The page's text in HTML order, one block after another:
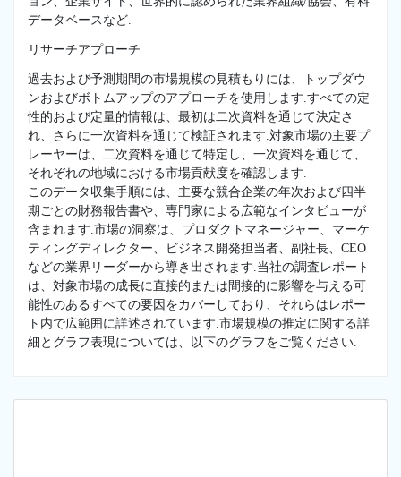
データベースなど.
リサーチアプローチ
過去および予測期間の市場規模の見積もりには、トップダウ
ンおよびボトムアップのアプローチを使用します.すべての定
性的および定量的情報は、最初は二次資料を通じて決定さ
れ、さらに一次資料を通じて検証されます.対象市場の主要プ
レーヤーは、二次資料を通じて特定し、一次資料を通じて、
それぞれの地域における市場貢献度を確認します.
このデータ収集手順には、主要な競合企業の年次および四半
期ごとの財務報告書や、専門家による広範なインタビューが
含まれます.市場の洞察は、プロダクトマネージャー、マーケ
ティングディレクター、ビジネス開発担当者、副社長、CEO
などの業界リーダーから導き出されます.当社の調査レポート
は、対象市場の成長に直接的または間接的に影響を与える可
能性のあるすべての要因をカバーしており、それらはレポー
ト内で広範囲に詳述されています.市場規模の推定に関する詳
細とグラフ表現については、以下のグラフをご覧ください.